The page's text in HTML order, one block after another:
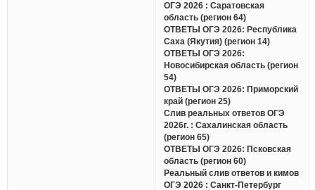
ОГЭ 2026 : Саратовская
область (регион 64)
ОТВЕТЫ ОГЭ 2026: Республика
Саха (Якутия) (регион 14)
ОТВЕТЫ ОГЭ 2026:
Новосибирская область (регион
54)
ОТВЕТЫ ОГЭ 2026: Приморский
край (регион 25)
Слив реальных ответов ОГЭ
2026г. : Сахалинская область
(регион 65)
ОТВЕТЫ ОГЭ 2026: Псковская
область (регион 60)
Реальный слив ответов и кимов
ОГЭ 2026 : Санкт-Петербург